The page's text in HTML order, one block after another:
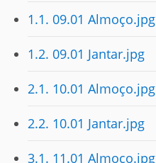
1.1. 09.01 Almoço.jpg
1.2. 09.01 Jantar.jpg
2.1. 10.01 Almoço.jpg
2.2. 10.01 Jantar.jpg
3.1. 11.01 Almoço.jpg